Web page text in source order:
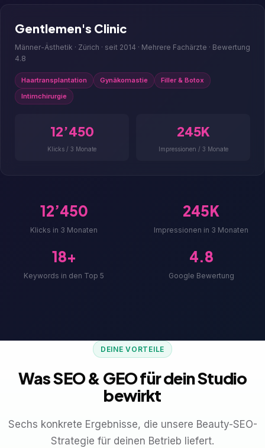
Gentlemen's Clinic
Männer-Ästhetik · Zürich · seit 2014 · Mehrere Fachärzte · Bewertung
4.8
Haartransplantation Gynäkomastie
Filler & Botox
Intimchirurgie
12’450
Klicks / 3 Monate
245K
Impressionen / 3 Monate
12’450
Klicks in 3 Monaten
245K
Impressionen in 3 Monaten
18+
Keywords in den Top 5
4.8
Google Bewertung
DEINE VORTEILE
Was SEO & GEO für dein Studio
bewirkt
Sechs konkrete Ergebnisse, die unsere Beauty-SEO-
Strategie für deinen Betrieb liefert.